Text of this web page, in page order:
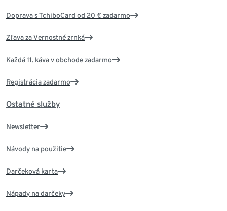
Doprava s TchiboCard od 20 € zadarmo
Zľava za Vernostné zrnká
Každá 11. káva v obchode zadarmo
Registrácia zadarmo
Ostatné služby
Newsletter
Návody na použitie
Darčeková karta
Nápady na darčeky